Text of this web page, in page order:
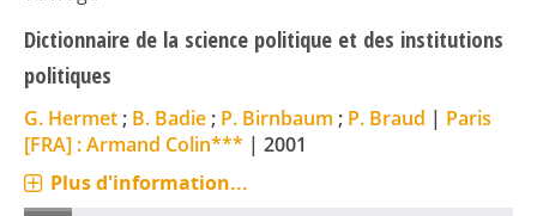
Dictionnaire de la science politique et des institutions
politiques
G. Hermet ; B. Badie ; P. Birnbaum ; P. Braud | Paris
[FRA] : Armand Colin*** | 2001
Plus d'information...